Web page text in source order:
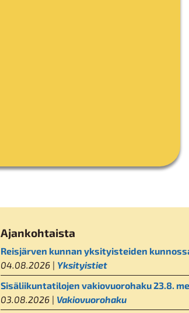
Ajankohtaista
Reisjärven kunnan yksityisteiden
04.08.2026 | Yksityistiet
Sisäliikuntatilojen vakiovuorohaku 23.8.
03.08.2026 | Vakiovuorohaku